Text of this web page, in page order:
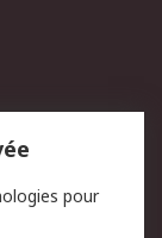
pour